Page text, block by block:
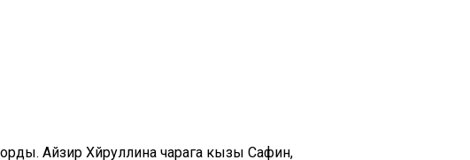
Айзирә Хәйруллина чарага кызы Сафинә,